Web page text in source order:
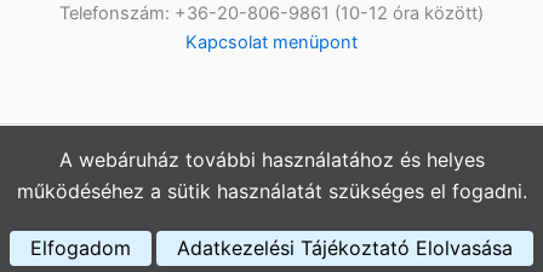
Telefonszám: +36-20-806-9861 (10-12 óra között)
Kapcsolat menüpont
Copyright © 2026Netlap AlkatrészWebshopunkban az árak
bruttó értékűek, az ÁFÁ-t tartalmazzák.
A webáruház további használatához és helyes
működéséhez a sütik használatát szükséges el fogadni.
Elfogadom Adatkezelési Tájékoztató Elolvasása